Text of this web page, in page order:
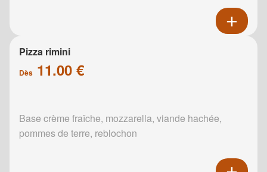
Pizza rimini
Dès 11.00 €
Base crème fraîche, mozzarella, viande hachée,
pommes de terre, reblochon